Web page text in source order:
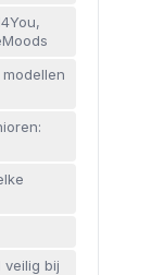
veilig bij